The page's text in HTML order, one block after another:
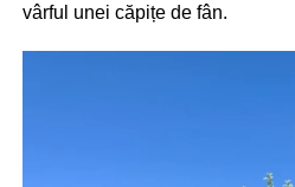
vârful unei căpițe de fân.